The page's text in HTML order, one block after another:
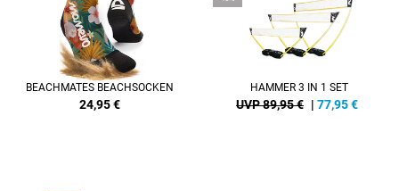
BEACHMATES BEACHSOCKEN
24,95€
HAMMER 3 IN 1 SET
UVP 89,95 € | 77,95€